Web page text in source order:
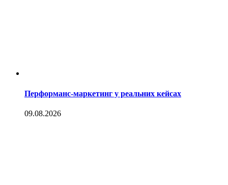
Перформанс-маркетинг у реальних кейсах
09.08.2026